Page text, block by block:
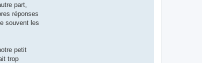
part,
réponses
souvent les
petit
trop